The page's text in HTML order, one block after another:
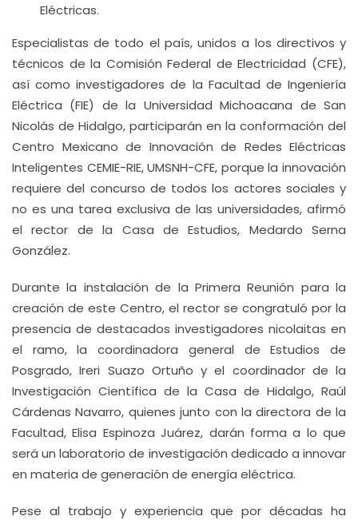
Eléctricas.
Especialistas de todo el país, unidos a los directivos y
técnicos de la Comisión Federal de Electricidad (CFE),
así como investigadores de la Facultad de Ingeniería
Eléctrica (FIE) de la Universidad Michoacana de San
Nicolás de Hidalgo, participarán en la conformación del
Centro Mexicano de Innovación de Redes Eléctricas
Inteligentes CEMIE-RIE, UMSNH-CFE, porque la innovación
requiere del concurso de todos los actores sociales y
no es una tarea exclusiva de las universidades, afirmó
el rector de la Casa de Estudios, Medardo Serna
González.
Durante la instalación de la Primera Reunión para la
creación de este Centro, el rector se congratuló por la
presencia de destacados investigadores nicolaitas en
el ramo, la coordinadora general de Estudios de
Posgrado, Ireri Suazo Ortuño y el coordinador de la
Investigación Científica de la Casa de Hidalgo, Raúl
Cárdenas Navarro, quienes junto con la directora de la
Facultad, Elisa Espinoza Juárez, darán forma a lo que
será un laboratorio de investigación dedicado a innovar
en materia de generación de energía eléctrica.
Pese al trabajo y experiencia que por décadas ha